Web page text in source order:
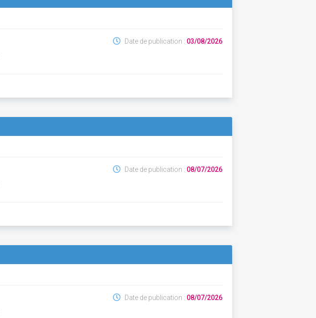
Date de publication : 03/08/2026
Date de publication : 08/07/2026
Date de publication : 08/07/2026